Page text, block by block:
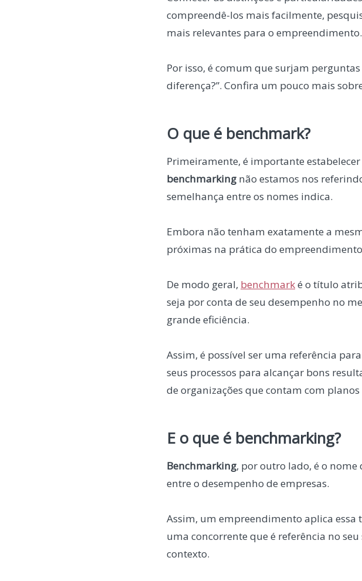
compreendê-los mais facilmente,
mais relevantes para o empreendimento.
Por isso, é comum que surjam perguntas
diferença?”. Confira um pouco mais
O que é benchmark?
Primeiramente, é importante
benchmarking não estamos nos
semelhança entre os nomes indica.
Embora não tenham exatamente a
próximas na prática do
De modo geral, benchmarké o título
seja por conta de seu desempenho no
grande eficiência.
Assim, é possível ser uma referência
seus processos para alcançar bons
de organizações que contam com
E o que é benchmarking?
Benchmarking, por outro lado, é o
entre o desempenho de empresas.
Assim, um empreendimento aplica essa
uma concorrente que é referência no
contexto.